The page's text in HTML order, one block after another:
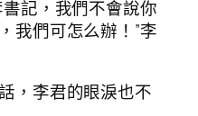
記，我們不會說你
我們可怎么辦！”李
，李君的眼淚也不